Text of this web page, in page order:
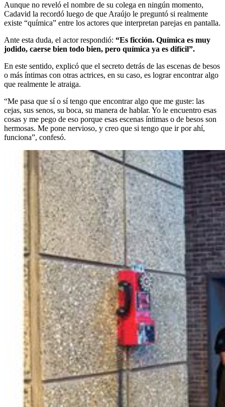
Aunque no reveló el nombre de su colega en ningún momento,
Cadavid la recordó luego de que Araújo le preguntó si realmente
existe “química” entre los actores que interpretan parejas en pantalla.
Ante esta duda, el actor respondió: “Es ficción. Química es muy
jodido, caerse bien todo bien, pero química ya es difícil”.
En este sentido, explicó que el secreto detrás de las escenas de besos
o más íntimas con otras actrices, en su caso, es lograr encontrar algo
que realmente le atraiga.
“Me pasa que sí o sí tengo que encontrar algo que me guste: las
cejas, sus senos, su boca, su manera de hablar. Yo le encuentro esas
cosas y me pego de eso porque esas escenas íntimas o de besos son
hermosas. Me pone nervioso, y creo que si tengo que ir por ahí,
funciona”, confesó.